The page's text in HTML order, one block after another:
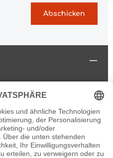
Abschicken